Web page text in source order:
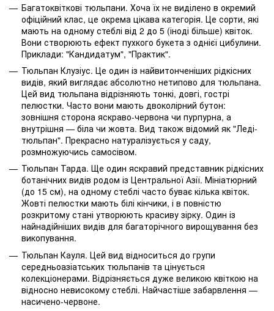
Багатоквіткові тюльпани. Хоча їх не виділено в окремий
офіційний клас, це окрема цікава категорія. Це сорти, які
мають на одному стеблі від 2 до 5 (іноді більше) квіток.
Вони створюють ефект пухкого букета з однієї цибулини.
Приклади: "Кандидатум", "Практик".
Тюльпан Клузіус. Це один із найвитонченіших рідкісних
видів, який виглядає абсолютно нетипово для тюльпана.
Цей вид тюльпана відрізняють тонкі, довгі, гострі
пелюстки. Часто вони мають двоколірний бутон:
зовнішня сторона яскраво-червона чи пурпурна, а
внутрішня — біла чи жовта. Вид також відомий як "Леді-
тюльпан". Прекрасно натуралізується у саду,
розмножуючись самосівом.
Тюльпан Тарда. Ще один яскравий представник рідкісних
ботанічних видів родом із Центральної Азії. Мініатюрний
(до 15 см), на одному стеблі часто буває кілька квіток.
Жовті пелюстки мають білі кінчики, і в повністю
розкритому стані утворюють красиву зірку. Один із
найнадійніших видів для багаторічного вирощування без
викопування.
Тюльпан Кауля. Цей вид відноситься до групи
середньоазіатських тюльпанів та цінується
колекціонерами. Відрізняється дуже великою квіткою на
відносно невисокому стеблі. Найчастіше забарвлення —
насичено-червоне.